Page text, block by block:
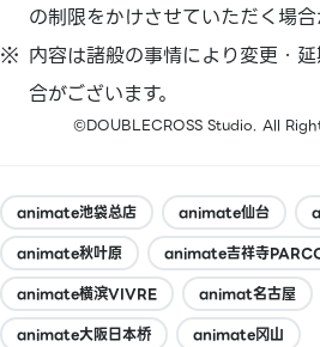
の制限をかけさせていただく場合
内容は諸般の事情により変更・
合がございます。
©DOUBLECROSS Studio. All
animate池袋总店 animate仙台
animate秋叶原
animate吉祥寺
animate横滨VIVRE
animat名古屋
animate大阪日本桥
animate冈山